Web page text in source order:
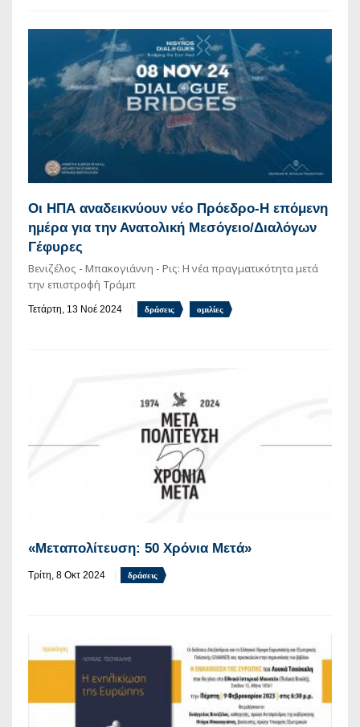
Οι ΗΠΑ αναδεικνύουν νέο Πρόεδρο-Η επόμενη
ημέρα για την Ανατολική Μεσόγειο/Διαλόγων
Γέφυρες
Βενιζέλος - Μπακογιάννη - Ρις: Η νέα πραγματικότητα μετά
την επιστροφή Τράμπ
Τετάρτη, 13 Νοέ 2024 δράσεις ομιλίες
«Μεταπολίτευση: 50 Χρόνια Μετά»
Τρίτη, 8 Οκτ 2024 δράσεις